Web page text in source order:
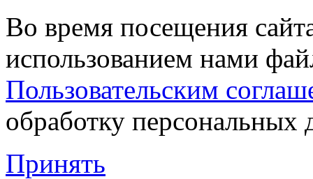
Во время посещения
использованием нами
Пользовательским
обработку персональных
Принять